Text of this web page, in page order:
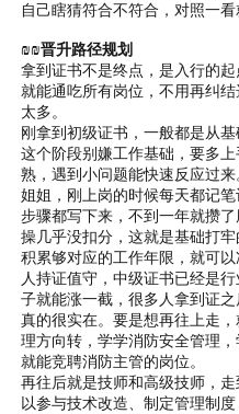
自己瞎猜符合不符合，对照一看
₪₪晋升路径规划
拿到证书不是终点，是入行的
就能通吃所有岗位，不用再纠
太多。
刚拿到初级证书，一般都是从
这个阶段别嫌工作基础，要多
熟，遇到小问题能快速反应过
姐姐，刚上岗的时候每天都记
步骤都写下来，不到一年就攒
操几乎没扣分，这就是基础打牢
积累够对应的工作年限，就可
人持证值守，中级证书已经是
子就能涨一截，很多人拿到证
真的很实在。要是想再往上走
理方向转，学学消防安全管理
就能竞聘消防主管的岗位。
再往后就是技师和高级技师，
以参与技术改造、制定管理制